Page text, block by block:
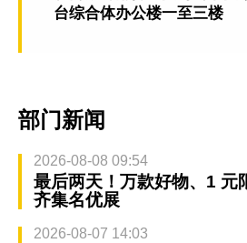
台综合体办公楼一至三楼
部门新闻
2026-08-08 09:54
最后两天！万款好物、1 元
齐集名优展
2026-08-07 14:03